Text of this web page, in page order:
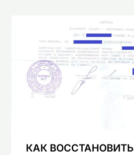
КАК ВОССТАНОВИТЬ